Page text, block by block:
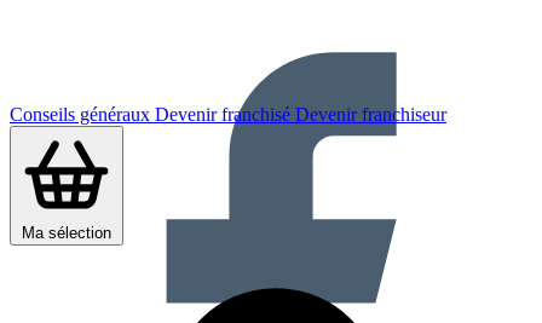
Conseils généraux Devenir franchisé Devenir franchiseur
Ma sélection